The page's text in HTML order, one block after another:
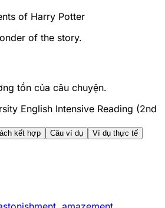
of Harry Potter
of the story.
tồn của câu chuyện.
English Intensive Reading (2nd
kết hợp Câu ví dụ Ví dụ thực tế